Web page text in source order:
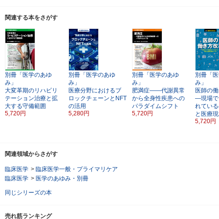
関連する本をさがす
別冊「医学のあゆ
み」
大変革期のリハビリ
テーション治療と拡
大する守備範囲
5,720円
別冊「医学のあゆ
み」
医療分野におけるブ
ロックチェーンとNFT
の活用
5,280円
別冊「医学のあゆ
み」
肥満症――代謝異常
から全身性疾患への
パラダイムシフト
5,720円
別冊「
み」
医師の
―現場で
れてい
と医療
5,720円
関連領域からさがす
臨床医学 > 臨床医学一般・プライマリケア
臨床医学 > 医学のあゆみ・別冊
同じシリーズの本
売れ筋ランキング